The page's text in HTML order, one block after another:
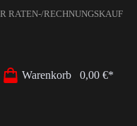
RATEN-/RECHNUNGSKAUF
Warenkorb 0,00 €*